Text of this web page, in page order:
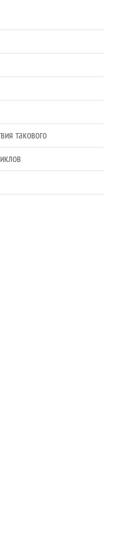
такового